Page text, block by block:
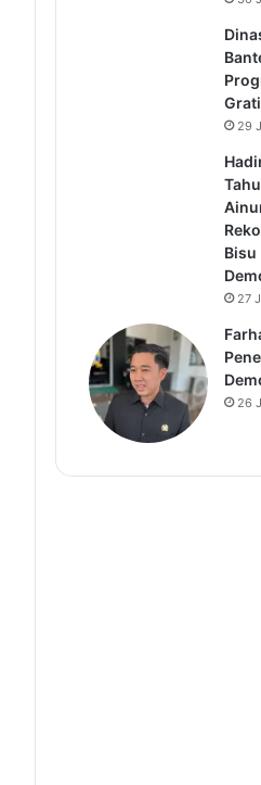
29
Bisu
27
26